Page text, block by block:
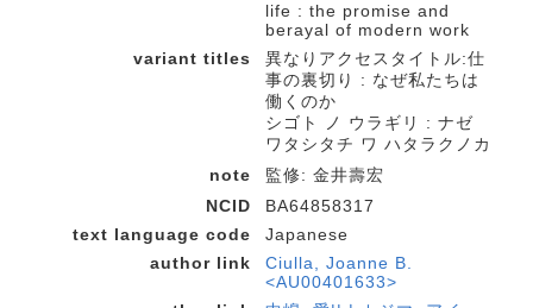
life : the promise and
berayal of modern work
variant titles
異なりアクセスタイトル:仕
事の裏切り : なぜ私たちは
働くのか
シゴト ノ ウラギリ : ナゼ
ワタシタチ ワ ハタラクノカ
note
監修: 金井壽宏
NCID
BA64858317
text language code
Japanese
author link
Ciulla, Joanne B.
<AU00401633>